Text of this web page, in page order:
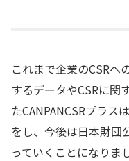
これまで企業のCSRへ
するデータやCSRに関
たCANPANCSRプラス
をし、今後は日本財団
っていくことになりま